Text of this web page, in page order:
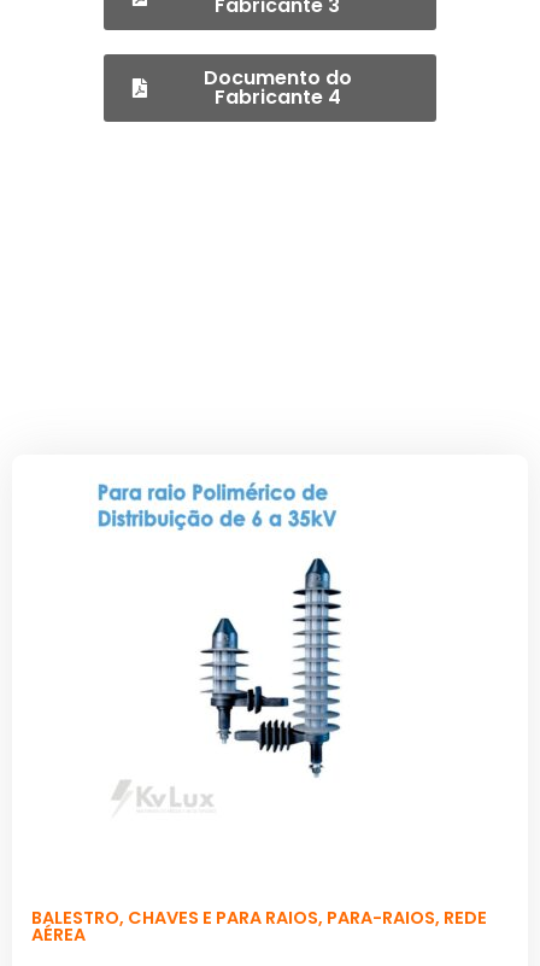
Documento do
Fabricante 4
BALESTRO, CHAVES E PARA RAIOS, PARA-RAIOS, REDE
AÉREA